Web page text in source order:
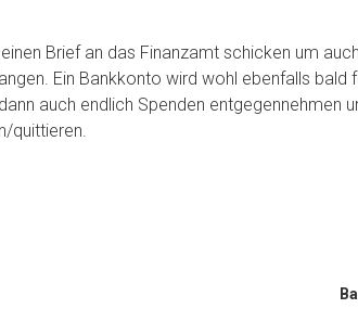
Brief an das Finanzamt schicken um
Ein Bankkonto wird wohl ebenfalls bald
auch endlich Spenden entgegennehmen
quittieren.